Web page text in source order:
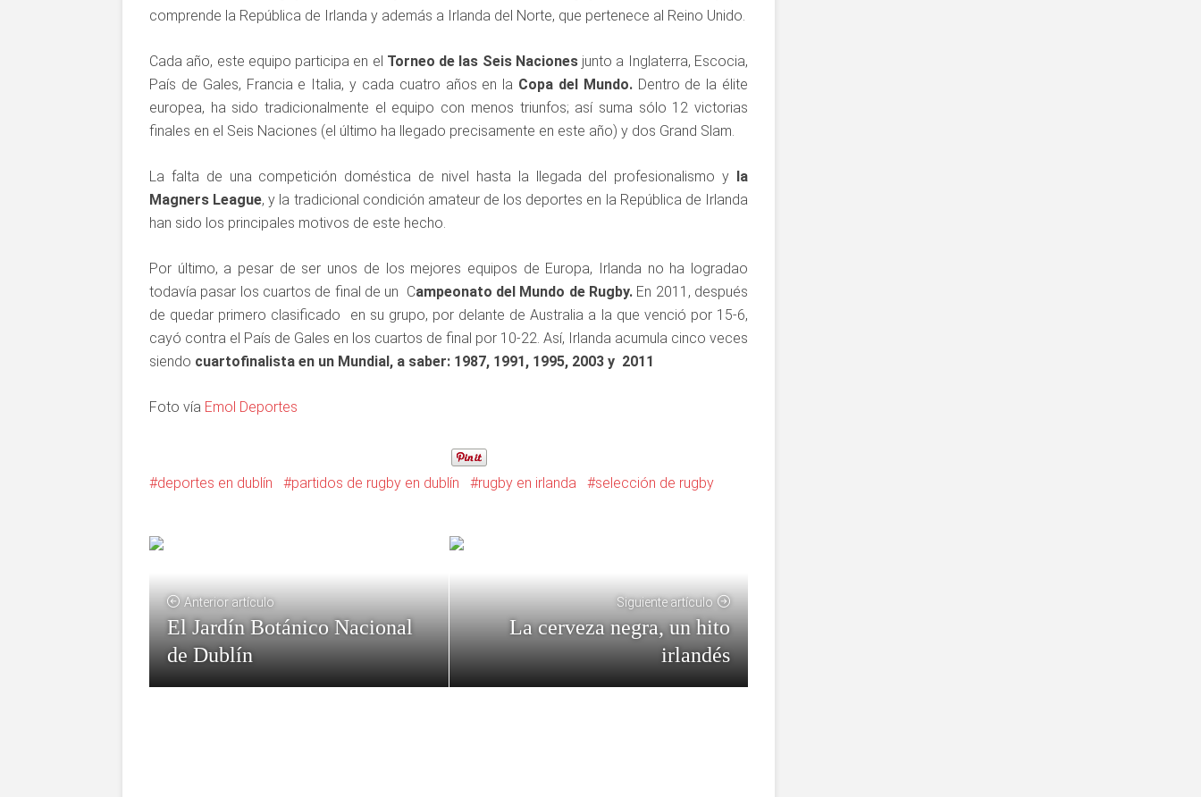
comprende la República de Irlanda y además a Irlanda del Norte, que pertenece al Reino Unido.
Cada año, este equipo participa en el Torneo de las Seis Nacionesjunto a Inglaterra, Escocia,
País de Gales, Francia e Italia, y cada cuatro años en la Copa del Mundo.Dentro de la élite
europea, ha sido tradicionalmente el equipo con menos triunfos; así suma sólo 12 victorias
finales en el Seis Naciones (el último ha llegado precisamente en este año) y dos Grand Slam.
La falta de una competición doméstica de nivel hasta la llegada del profesionalismo y la
Magners League, y la tradicional condición amateur de los deportes en la República de Irlanda
han sido los principales motivos de este hecho.
Por último, a pesar de ser unos de los mejores equipos de Europa, Irlanda no ha logradao
todavía pasar los cuartos de final de un Campeonato del Mundo de Rugby. En 2011, después
de quedar primero clasificado en su grupo, por delante de Australia a la que venció por 15-6,
cayó contra el País de Gales en los cuartos de final por 10-22. Así, Irlanda acumula cinco veces
siendo cuartofinalista en un Mundial, a saber: 1987, 1991, 1995, 2003 y 2011
Foto vía Emol Deportes
deportes en dublín partidos de rugby en dublín rugby en irlanda selección de rugby
Anterior artículo
El Jardín Botánico Nacional
de Dublín
Siguiente artículo
La cerveza negra, un hito
irlandés